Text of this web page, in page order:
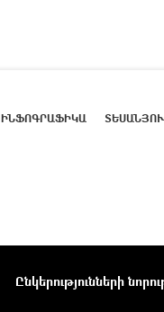
ԻՆՖՈԳՐԱՖԻԿԱ
Ընկերությունների